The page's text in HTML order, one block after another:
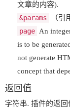
文章的内容).
&params
（引
page An
is to be
not generate
concept that
返回值
字符串. 插件的返